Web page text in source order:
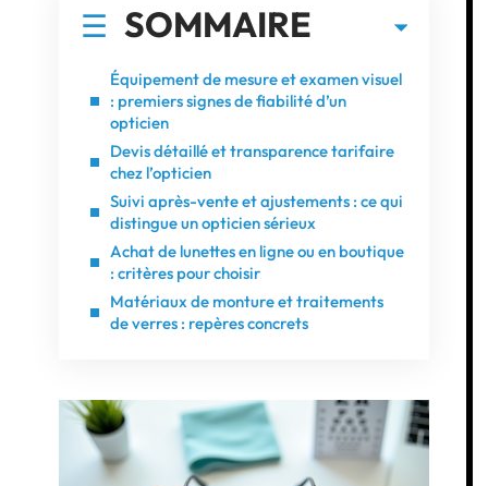
SOMMAIRE
Équipement de mesure et examen visuel
: premiers signes de fiabilité d’un
opticien
Devis détaillé et transparence tarifaire
chez l’opticien
Suivi après-vente et ajustements : ce qui
distingue un opticien sérieux
Achat de lunettes en ligne ou en boutique
: critères pour choisir
Matériaux de monture et traitements
de verres : repères concrets